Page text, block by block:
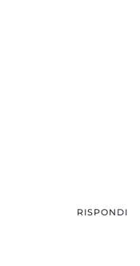
RISPONDI